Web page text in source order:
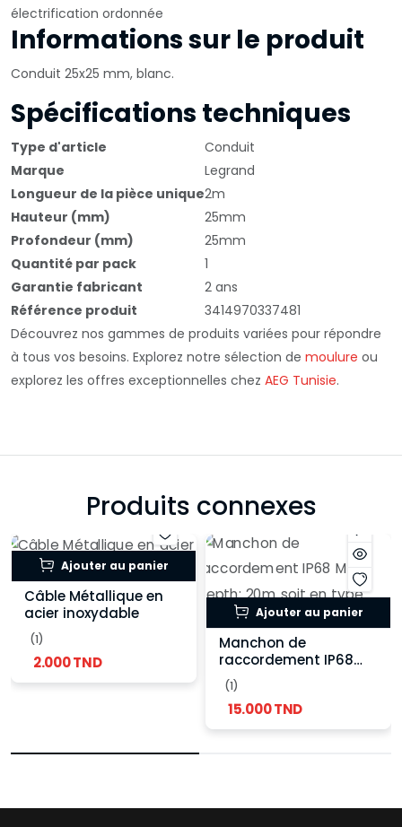
électrification ordonnée
Informations sur le produit
Conduit 25x25 mm, blanc.
Spécifications techniques
Type d'article
Conduit
Marque
Legrand
Longueur de la pièce unique2m
Hauteur (mm)
25mm
Profondeur (mm)
25mm
Quantité par pack
1
Garantie fabricant
2 ans
Référence produit
3414970337481
Découvrez nos gammes de produits variées pour répondre
à tous vos besoins. Explorez notre sélection de moulure ou
explorez les offres exceptionnelles chez AEG Tunisie.
Produits connexes
Ajouter au panier
Câble Métallique en
acier inoxydable
(1)
2.000 TND
Ajouter au panier
Manchon de
raccordement IP68
Max depth: 20m soit
en type normale ou
type T
(1)
15.000 TND